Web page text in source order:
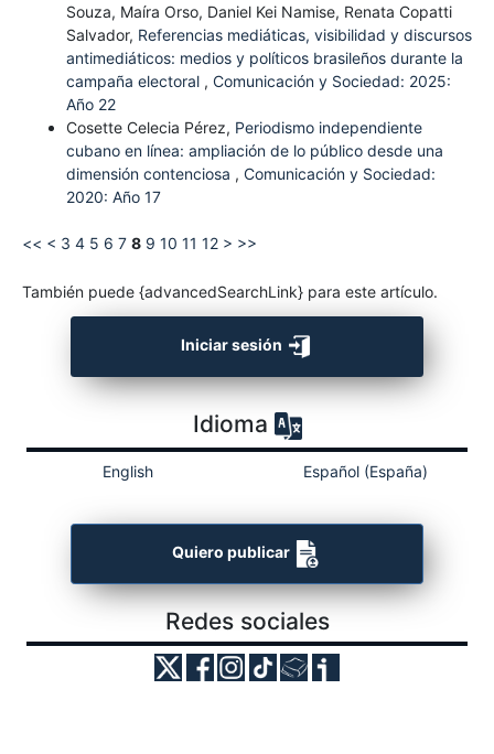
Souza, Maíra Orso, Daniel Kei Namise, Renata Copatti
Salvador, Referencias mediáticas, visibilidad y discursos
antimediáticos: medios y políticos brasileños durante la
campaña electoral , Comunicación y Sociedad: 2025:
Año 22
Cosette Celecia Pérez, Periodismo independiente
cubano en línea: ampliación de lo público desde una
dimensión contenciosa , Comunicación y Sociedad:
2020: Año 17
<< < 3 4 5 6 7 8 9 10 11 12 > >>
También puede {advancedSearchLink} para este artículo.
Iniciar sesión
Idioma
English Español (España)
Quiero publicar
Redes sociales